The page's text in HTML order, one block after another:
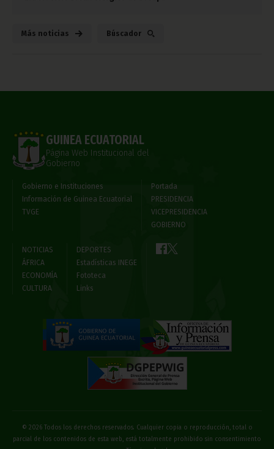
Más noticias Búscador
GUINEA ECUATORIAL
Página Web Institucional del
Gobierno
Gobierno e Instituciones
Información de Guinea Ecuatorial
TVGE
Portada
PRESIDENCIA
VICEPRESIDENCIA
GOBIERNO
NOTICIAS
ÁFRICA
ECONOMÍA
CULTURA
DEPORTES
Estadísticas INEGE
Fototeca
Links
© 2026 Todos los derechos reservados. Cualquier copia o reproducción, total o
parcial de los contenidos de esta web, está totalmente prohibido sin consentimiento